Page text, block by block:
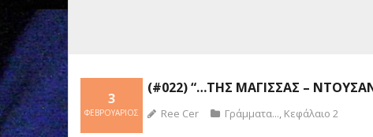
(#022) “…ΤΗΣ ΜΆΓΙΣΣΑΣ –
3
ΦΕΒΡΟΥΆΡΙΟΣ Ree Cer Γράμματα... Κεφάλαιο 2